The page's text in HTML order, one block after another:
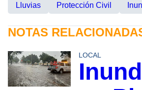
Lluvias Protección Civil
NOTAS
LOCAL